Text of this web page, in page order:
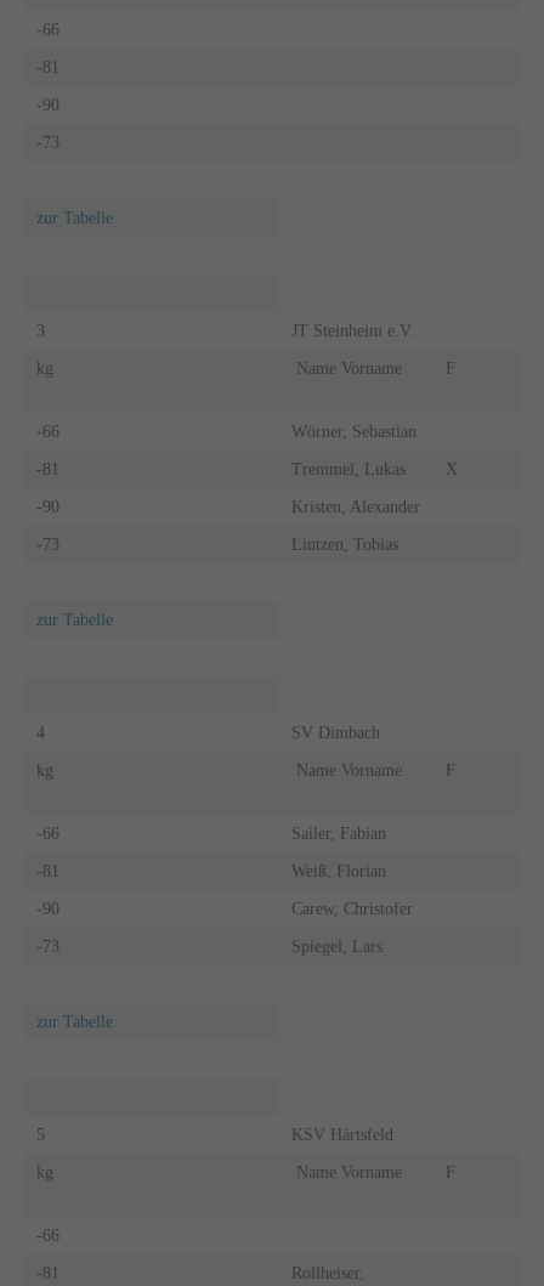
-66
-81
-90
-73
zur Tabelle
3 JT Steinheim e.V.
kg Name Vorname F
-66 Wörner, Sebastian
-81 Tremmel, Lukas X
-90 Kristen, Alexander
-73 Lintzen, Tobias
zur Tabelle
4 SV Dimbach
kg Name Vorname F
-66 Sailer, Fabian
-81 Weiß, Florian
-90 Carew, Christofer
-73 Spiegel, Lars
zur Tabelle
5 KSV Härtsfeld
kg Name Vorname F
-66
-81
Rollheiser,